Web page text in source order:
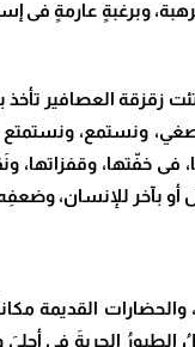
وبرغبةٍ عارمةٍ فى
زقزقة العصافير
ونستمع، ونستمتع
فى خفّتها، وقفزاتها،
أو بآخر للإنسان،
والحضارات القديمة
الطيورُ الحريةَ